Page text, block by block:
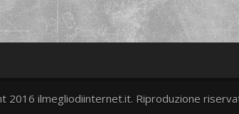
twitter
2016 ilmegliodiinternet.it. Riproduzione